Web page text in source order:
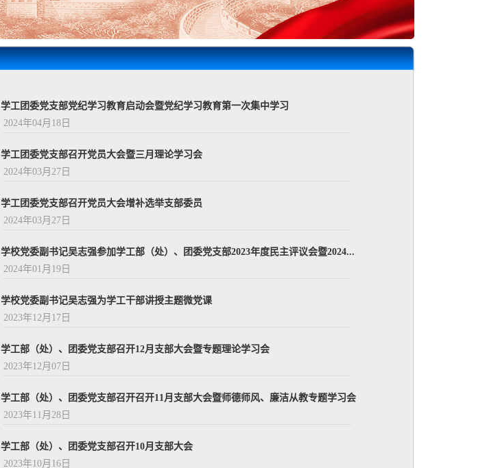
学工团委党支部党纪学习教育启动会暨党纪学习教育第一次集中学习
2024年04月18日
学工团委党支部召开党员大会暨三月理论学习会
2024年03月27日
学工团委党支部召开党员大会增补选举支部委员
2024年03月27日
学校党委副书记吴志强参加学工部（处）、团委党支部2023年度民主评议会暨2024...
2024年01月19日
学校党委副书记吴志强为学工干部讲授主题微党课
2023年12月17日
学工部（处）、团委党支部召开12月支部大会暨专题理论学习会
2023年12月07日
学工部（处）、团委党支部召开召开11月支部大会暨师德师风、廉洁从教专题学习会
2023年11月28日
学工部（处）、团委党支部召开10月支部大会
2023年10月16日